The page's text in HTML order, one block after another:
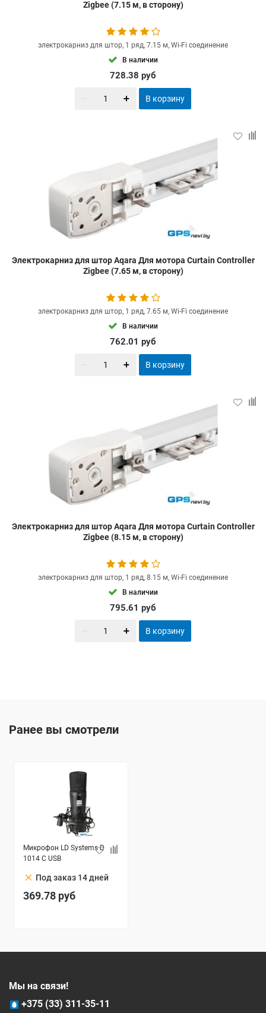
Zigbee (7.15 м, в сторону)
электрокарниз для штор, 1 ряд, 7.15 м, Wi-Fi соединение
В наличии
728.38 руб
В корзину
Электрокарниз для штор Aqara Для мотора Curtain Controller
Zigbee (7.65 м, в сторону)
электрокарниз для штор, 1 ряд, 7.65 м, Wi-Fi соединение
В наличии
762.01 руб
В корзину
Электрокарниз для штор Aqara Для мотора Curtain Controller
Zigbee (8.15 м, в сторону)
электрокарниз для штор, 1 ряд, 8.15 м, Wi-Fi соединение
В наличии
795.61 руб
В корзину
Ранее вы смотрели
Микрофон LD Systems D
1014 C USB
clear Под заказ 14 дней
369.78 руб
Мы на связи!
+375 (33) 311-35-11